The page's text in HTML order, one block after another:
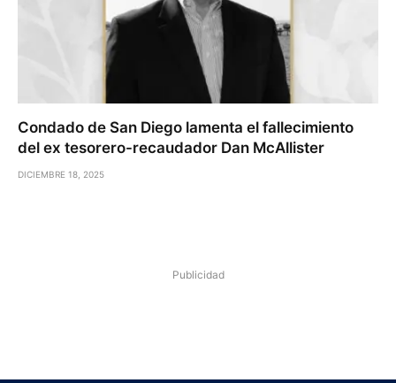
Condado de San Diego lamenta el fallecimiento
del ex tesorero-recaudador Dan McAllister
DICIEMBRE 18, 2025
Publicidad